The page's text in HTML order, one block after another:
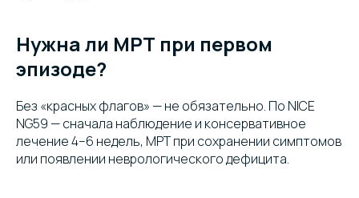
Нужна ли МРТ при первом
эпизоде?
Без «красных флагов» — не обязательно. По NICE
NG59 — сначала наблюдение и консервативное
лечение 4–6 недель, МРТ при сохранении симптомов
или появлении неврологического дефицита.